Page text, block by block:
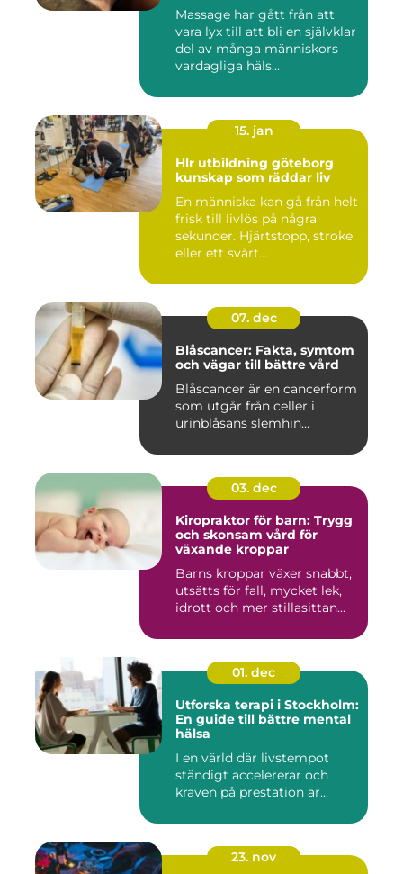
Massage har gått från att
vara lyx till att bli en självklar
del av många människors
vardagliga häls...
15. jan
Hlr utbildning göteborg
kunskap som räddar liv
En människa kan gå från helt
frisk till livlös på några
sekunder. Hjärtstopp, stroke
eller ett svårt...
07. dec
Blåscancer: Fakta, symtom
och vägar till bättre vård
Blåscancer är en cancerform
som utgår från celler i
urinblåsans slemhin...
03. dec
Kiropraktor för barn: Trygg
och skonsam vård för
växande kroppar
Barns kroppar växer snabbt,
utsätts för fall, mycket lek,
idrott och mer stillasittan...
01. dec
Utforska terapi i Stockholm:
En guide till bättre mental
hälsa
I en värld där livstempot
ständigt accelererar och
kraven på prestation är...
23. nov